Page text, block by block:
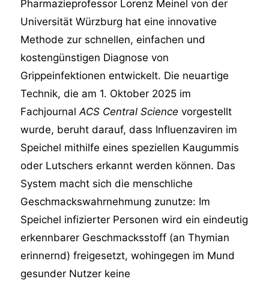
Pharmazieprofessor Lorenz Meinel von der
Universität Würzburg hat eine innovative
Methode zur schnellen, einfachen und
kostengünstigen Diagnose von
Grippeinfektionen entwickelt. Die neuartige
Technik, die am 1. Oktober 2025 im
FachjournalACS Central Science vorgestellt
wurde, beruht darauf, dass Influenzaviren im
Speichel mithilfe eines speziellen Kaugummis
oder Lutschers erkannt werden können. Das
System macht sich die menschliche
Geschmackswahrnehmung zunutze: Im
Speichel infizierter Personen wird ein eindeutig
erkennbarer Geschmacksstoff (an Thymian
erinnernd) freigesetzt, wohingegen im Mund
gesunder Nutzer keine